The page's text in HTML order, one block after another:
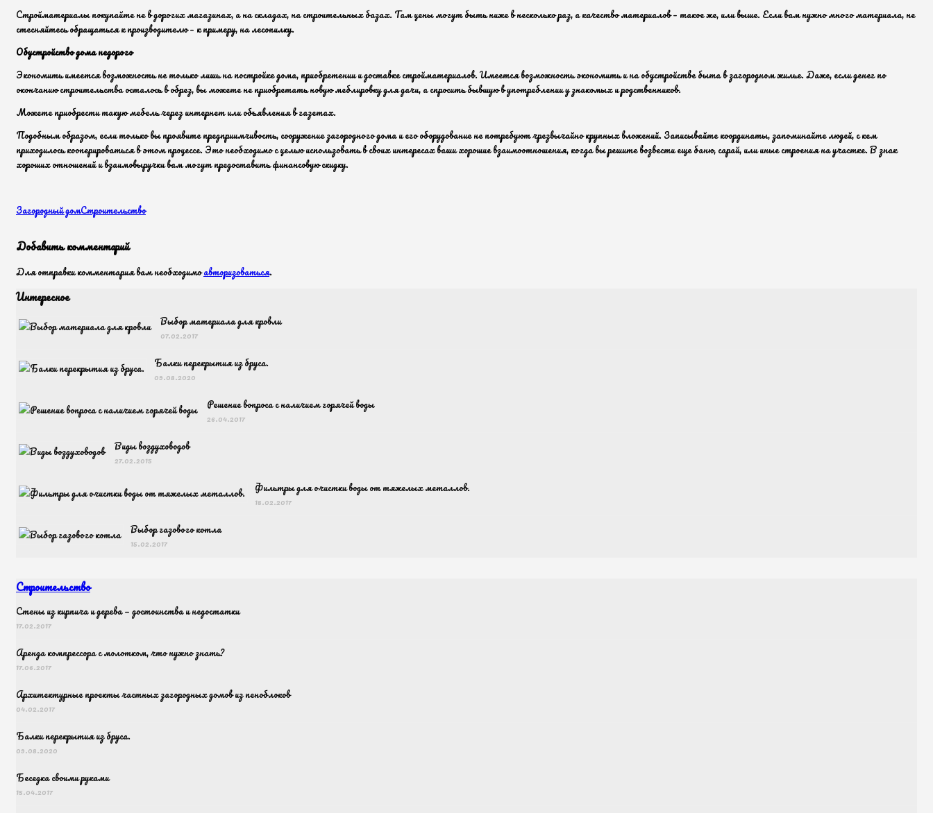
Стройматериалы покупайте не в дорогих магазинах, а на складах, на строительных базах. Там цены могут быть ниже в несколько раз, а качество материалов – такое же, или выше. Если вам нужно много материала, не
стесняйтесь обращаться к производителю – к примеру, на лесопилку.
Обустройство дома недорого
Экономить имеется возможность не только лишь на постройке дома, приобретении и доставке стройматериалов. Имеется возможность экономить и на обустройстве быта в загородном жилье. Даже, если денег по
окончанию строительства осталось в обрез, вы можете не приобретать новую меблировку для дачи, а спросить бывшую в употреблении у знакомых и родственников.
Можете приобрести такую мебель через интернет или объявления в газетах.
Подобным образом, если только вы проявите предприимчивость, сооружение загородного дома и его оборудование не потребуют чрезвычайно крупных вложений. Записывайте координаты, запоминайте людей, с кем
приходилось кооперироваться в этом процессе. Это необходимо с целью использовать в своих интересах ваши хорошие взаимоотношения, когда вы решите возвести еще баню, сарай, или иные строения на участке. В знак
хороших отношений и взаимовыручки вам могут предоставить финансовую скидку.
Загородный домСтроительство
Добавить комментарий
Для отправки комментария вам необходимоавторизоваться.
Интересное
Выбор материала для кровли
07.02.2017
Балки перекрытия из бруса.
09.08.2020
Решение вопроса с наличием горячей воды
26.04.2017
Виды воздуховодов
27.02.2015
Фильтры для очистки воды от тяжелых металлов.
18.02.2017
Выбор газового котла
15.02.2017
Строительство
Cтены из кирпича и дерева — достоинства и недостатки
17.02.2017
Аренда компрессора с молотком, что нужно знать?
17.06.2017
Архитектурные проекты частных загородных домов из пеноблоков
04.02.2017
Балки перекрытия из бруса.
09.08.2020
Беседка своими руками
15.04.2017